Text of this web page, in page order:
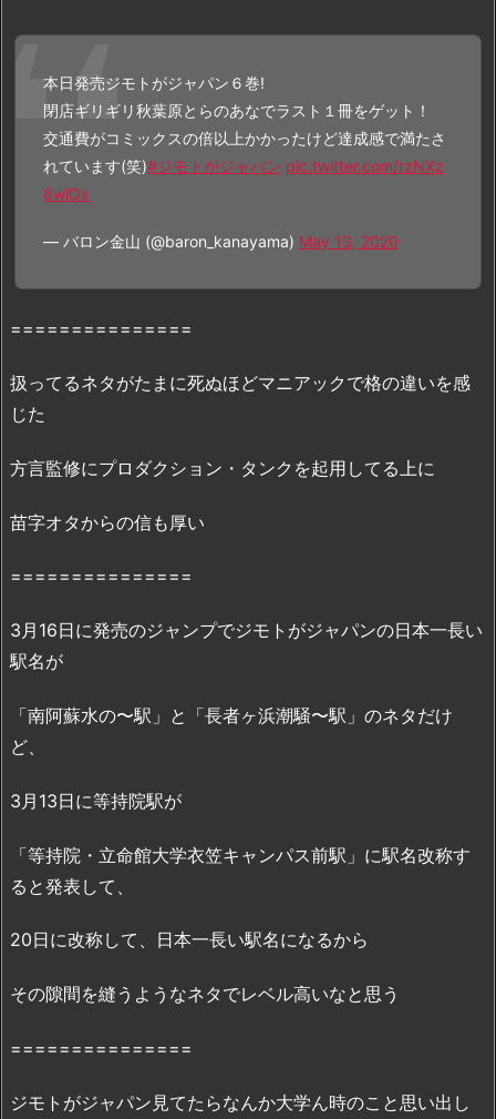
ャ
パ
ン
6
巻』
無
破
神
画
で
め
い
2.
モ
が
ジ
パ
6
を
法
本日発売ジモトがジャパン６巻!
閉店ギリギリ秋葉原とらのあなでラスト１冊をゲット！
交通費がコミックスの倍以上かかったけど達成感で満たさ
れています(笑)#ジモトがジャパン pic.twitter.com/rzNXz
8wlOx
— バロン金山 (@baron_kanayama) May 13, 2020
===============
扱ってるネタがたまに死ぬほどマニアックで格の違いを感
じた
方言監修にプロダクション・タンクを起用してる上に
苗字オタからの信も厚い
===============
3月16日に発売のジャンプでジモトがジャパンの日本一長い
駅名が
「南阿蘇水の〜駅」と「長者ヶ浜潮騒〜駅」のネタだけ
ど、
3月13日に等持院駅が
「等持院・立命館大学衣笠キャンパス前駅」に駅名改称す
ると発表して、
20日に改称して、日本一長い駅名になるから
その隙間を縫うようなネタでレベル高いなと思う
===============
ジモトがジャパン見てたらなんか大学ん時のこと思い出し